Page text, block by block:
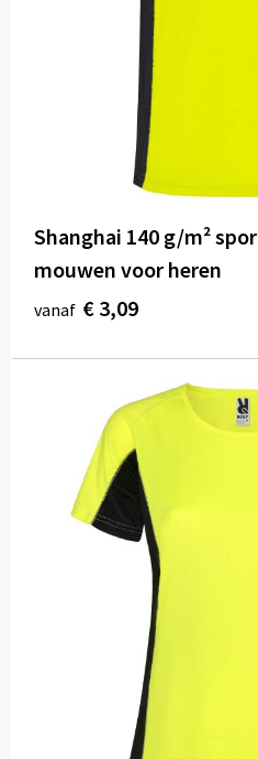
Shanghai 140 g/m²
mouwen voor heren
vanaf € 3,09